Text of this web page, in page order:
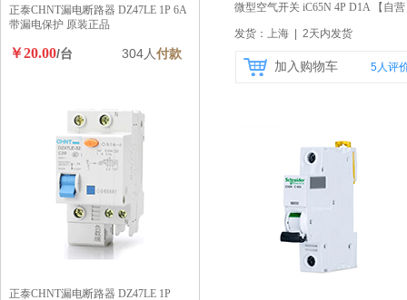
微型空气开关 iC65N 4P D1A
【自
发货：上海 | 2天内发货
加入购物车 5人评
正泰CHNT漏电断路器 DZ47LE 1P 6A
带漏电保护 原装正品
￥20.00/台 304人付款
正泰CHNT漏电断路器 DZ47LE 1P